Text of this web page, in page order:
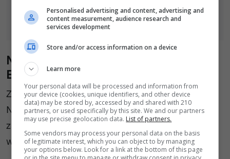
Nagrody Burmistrza z okazji Dnia
Edukacji Narodowej
Z okazji Dnia Edukacji Narodowej Burmistrz
Nowogrodźca wyróżniła również nauczycieli
za szczególne osiągnięcia dydaktyczne,
wychowawcze i organizacyjne.
Personalised advertising and content, advertising and
content measurement, audience research and
services development
Store and/or access information on a device
Learn more
Your personal data will be processed and information from
your device (cookies, unique identifiers, and other device
data) may be stored by, accessed by and shared with 210
partners, or used specifically by this site. We and our partners
may use precise geolocation data. List of partners.
Some vendors may process your personal data on the basis
of legitimate interest, which you can object to by managing
your options below. Look for a link at the bottom of this page